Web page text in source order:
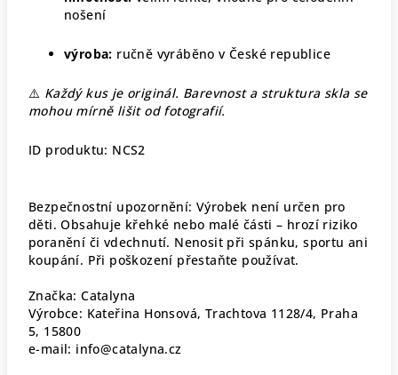
nošení
výroba: ručně vyráběno v České republice
⚠️ Každý kus je originál. Barevnost a struktura skla se
mohou mírně lišit od fotografií.
ID produktu: NCS2
Bezpečnostní upozornění: Výrobek není určen pro
děti. Obsahuje křehké nebo malé části – hrozí riziko
poranění či vdechnutí. Nenosit při spánku, sportu ani
koupání. Při poškození přestaňte používat.
Značka: Catalyna
Výrobce: Kateřina Honsová, Trachtova 1128/4, Praha
5, 15800
e-mail: info@catalyna.cz